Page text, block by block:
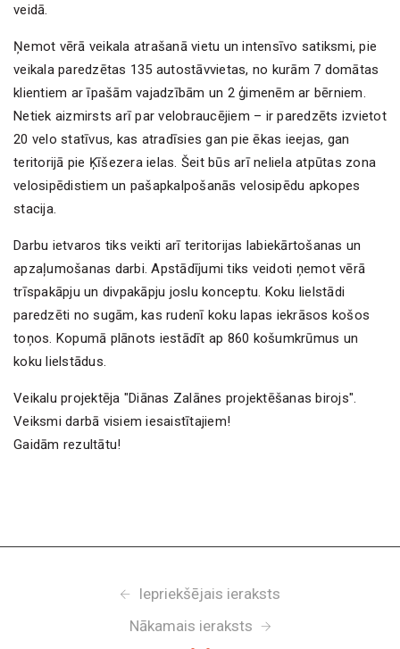
veidā.
Ņemot vērā veikala atrašanā vietu un intensīvo satiksmi, pie
veikala paredzētas 135 autostāvvietas, no kurām 7 domātas
klientiem ar īpašām vajadzībām un 2 ģimenēm ar bērniem.
Netiek aizmirsts arī par velobraucējiem – ir paredzēts izvietot
20 velo statīvus, kas atradīsies gan pie ēkas ieejas, gan
teritorijā pie Ķīšezera ielas. Šeit būs arī neliela atpūtas zona
velosipēdistiem un pašapkalpošanās velosipēdu apkopes
stacija.
Darbu ietvaros tiks veikti arī teritorijas labiekārtošanas un
apzaļumošanas darbi. Apstādījumi tiks veidoti ņemot vērā
trīspakāpju un divpakāpju joslu konceptu. Koku lielstādi
paredzēti no sugām, kas rudenī koku lapas iekrāsos košos
toņos. Kopumā plānots iestādīt ap 860 košumkrūmus un
koku lielstādus.
Veikalu projektēja "Diānas Zalānes projektēšanas birojs".
Veiksmi darbā visiem iesaistītajiem!
Gaidām rezultātu!
Iepriekšējais ieraksts
Nākamais ieraksts